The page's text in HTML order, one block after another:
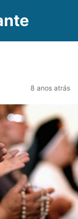
8 anos atrás